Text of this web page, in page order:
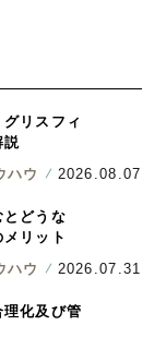
リスフィ
説
ハウ
2026.08.07
どうな
リット
ハウ
2026.07.31
化及び管